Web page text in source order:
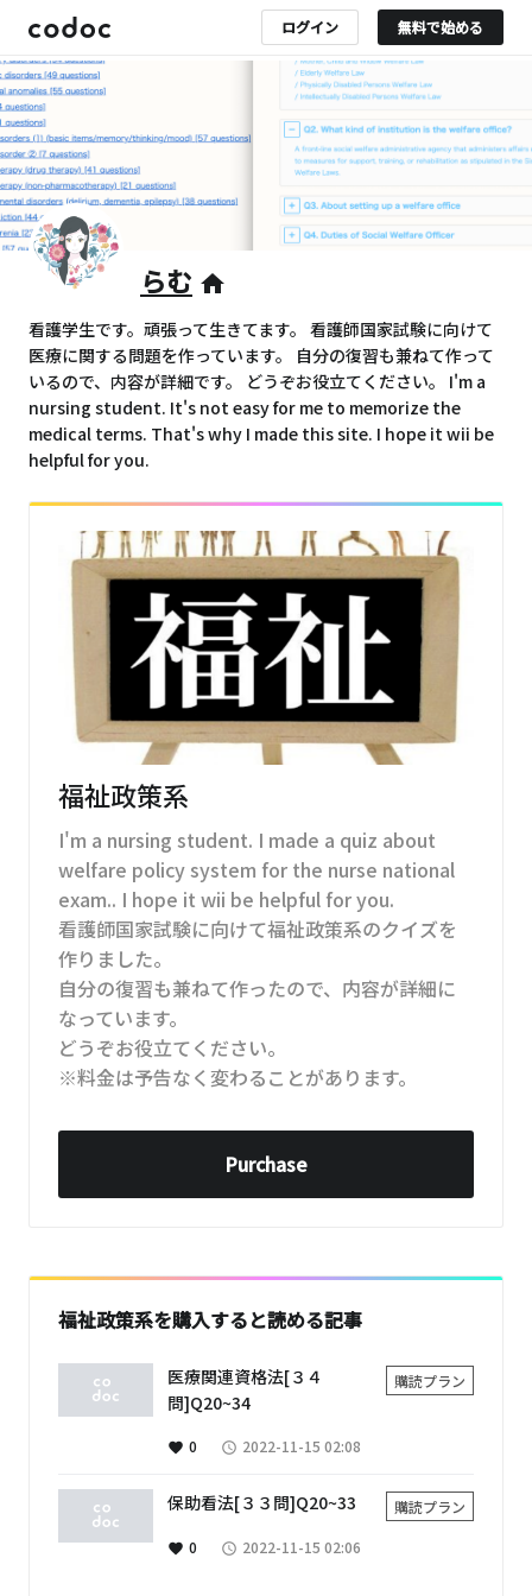
ログイン 無料で始める
らむ home
看護学生です。頑張って生きてます。 看護師国家試験に向けて
医療に関する問題を作っています。 自分の復習も兼ねて作って
いるので、内容が詳細です。 どうぞお役立てください。 I'm a
nursing student. It's not easy for me to memorize the
medical terms. That's why I made this site. I hope it wii be
helpful for you.
福祉政策系
I'm a nursing student. I made a quiz about
welfare policy system for the nurse national
exam.. I hope it wii be helpful for you.
看護師国家試験に向けて福祉政策系のクイズを
作りました。
自分の復習も兼ねて作ったので、内容が詳細に
なっています。
どうぞお役立てください。
※料金は予告なく変わることがあります。
Purchase
福祉政策系を購入すると読める記事
医療関連資格法[３４
問]Q20~34
購読プラン
favorite 0 access_time 2022-11-15 02:08
保助看法[３３問]Q20~33 購読プラン
favorite 0 access_time 2022-11-15 02:06